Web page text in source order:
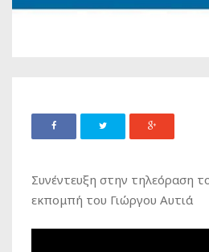
Συνέντευξη στην τηλεόραση
εκπομπή του Γιώργου Αυτιά